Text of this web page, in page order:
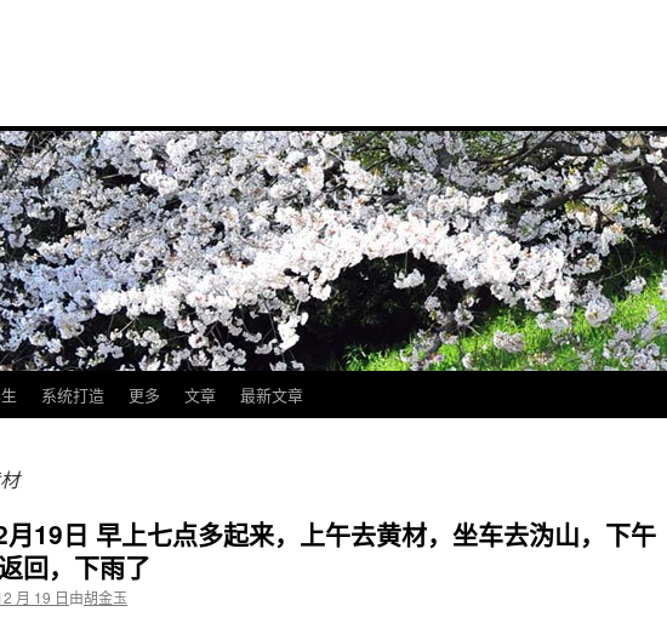
系统打造 更多 文章 最新文章
19日 早上七点多起来，上午去黄材，坐车去沩山，下午
回，下雨了
月 19 日由胡金玉